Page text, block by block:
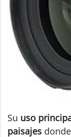
Su uso
paisajes